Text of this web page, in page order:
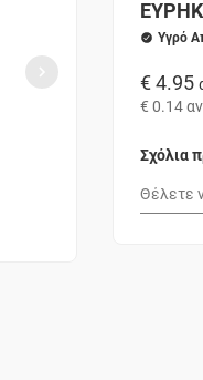
Υγρό
€ 4.95
€ 0.14
Σχόλια